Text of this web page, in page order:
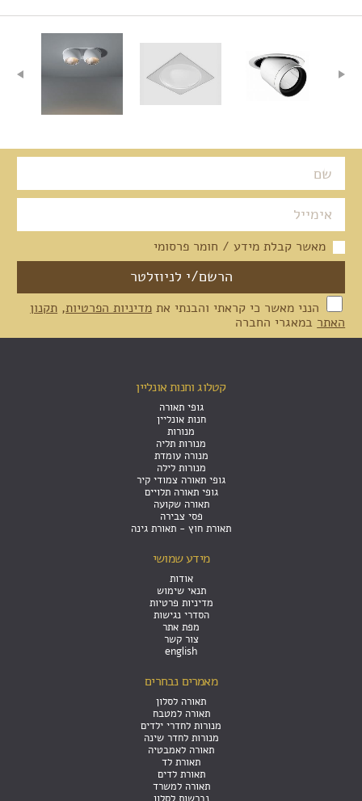
מאשר קבלת מידע / חומר פרסומי
הנני מאשר כי קראתי והבנתי את מדיניות הפרטיות, תקנון
האתר במאגרי החברה
קטלוג וחנות אונליין
גופי תאורה
חנות אונליין
מנורות
מנורות תליה
מנורה עומדת
מנורות לילה
גופי תאורה צמודי קיר
גופי תאורה תלויים
תאורה שקועה
פסי צבירה
תאורת חוץ - תאורת גינה
מידע שמושי
אודות
תנאי שימוש
מדיניות פרטיות
הסדרי נגישות
מפת אתר
צור קשר
english
מאמרים נבחרים
תאורה לסלון
תאורה למטבח
מנורות לחדרי ילדים
מנורות לחדר שינה
תאורה לאמבטיה
תאורת לד
תאורת לדים
תאורה למשרד